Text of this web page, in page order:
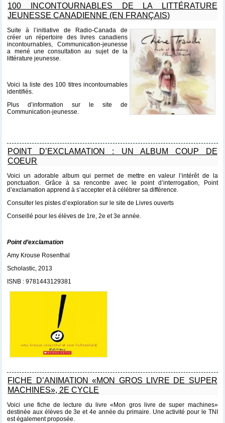
100 INCONTOURNABLES DE LA LITTÉRATURE
JEUNESSE CANADIENNE (EN FRANÇAIS)
Suite à l’initiative de Radio-Canada de
créer un répertoire des livres canadiens
incontournables, Communication-jeunesse
a mené une consultation au sujet de la
littérature jeunesse.
Voici
la liste des 100 titres incontournables
identifiés.
Plus d’information sur le site de
Communication-jeunesse.
POINT D’EXCLAMATION : UN ALBUM COUP DE
COEUR
Voici un adorable album qui permet de mettre en valeur l’intérêt de la
ponctuation. Grâce à sa rencontre avec le point d’interrogation, Point
d’exclamation apprend à s’accepter et à célébrer sa différence.
Consulter les pistes d’exploration sur le site de Livres ouverts
Conseillé pour les élèves de 1re, 2e et 3e année.
Point d’exclamation
Amy Krouse Rosenthal
Scholastic, 2013
ISNB : 9781443129381
FICHE D’ANIMATION «MON GROS LIVRE DE SUPER
MACHINES», 2E CYCLE
Voici une fiche de lecture du livre «Mon gros livre de super machines»
destinée aux élèves de 3e et 4e année du primaire. Une activité pour le TNI
est également proposée.